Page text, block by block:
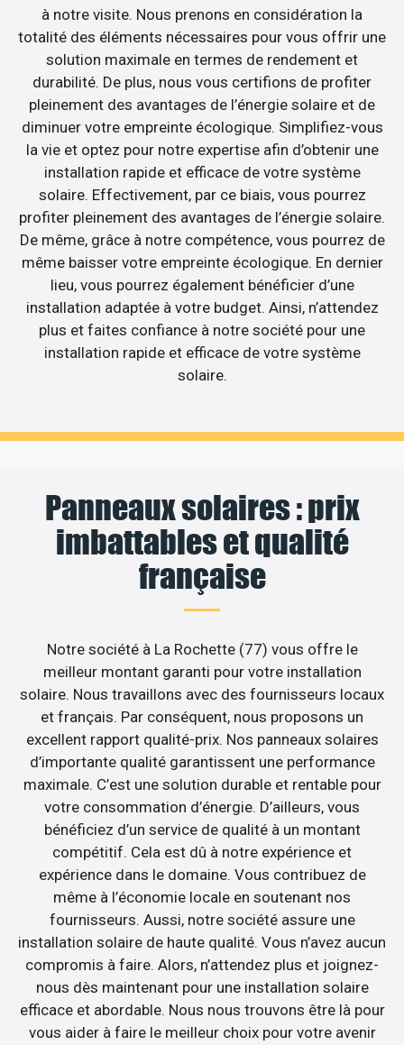
à notre visite. Nous prenons en considération la
totalité des éléments nécessaires pour vous offrir une
solution maximale en termes de rendement et
durabilité. De plus, nous vous certifions de profiter
pleinement des avantages de l’énergie solaire et de
diminuer votre empreinte écologique. Simplifiez-vous
la vie et optez pour notre expertise afin d’obtenir une
installation rapide et efficace de votre système
solaire. Effectivement, par ce biais, vous pourrez
profiter pleinement des avantages de l’énergie solaire.
De même, grâce à notre compétence, vous pourrez de
même baisser votre empreinte écologique. En dernier
lieu, vous pourrez également bénéficier d’une
installation adaptée à votre budget. Ainsi, n’attendez
plus et faites confiance à notre société pour une
installation rapide et efficace de votre système
solaire.
Panneaux solaires : prix
imbattables et qualité
française
Notre société à La Rochette (77) vous offre le
meilleur montant garanti pour votre installation
solaire. Nous travaillons avec des fournisseurs locaux
et français. Par conséquent, nous proposons un
excellent rapport qualité-prix. Nos panneaux solaires
d’importante qualité garantissent une performance
maximale. C’est une solution durable et rentable pour
votre consommation d’énergie. D’ailleurs, vous
bénéficiez d’un service de qualité à un montant
compétitif. Cela est dû à notre expérience et
expérience dans le domaine. Vous contribuez de
même à l’économie locale en soutenant nos
fournisseurs. Aussi, notre société assure une
installation solaire de haute qualité. Vous n’avez aucun
compromis à faire. Alors, n’attendez plus et joignez-
nous dès maintenant pour une installation solaire
efficace et abordable. Nous nous trouvons être là pour
vous aider à faire le meilleur choix pour votre avenir